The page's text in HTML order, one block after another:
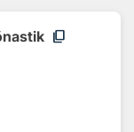
content_copy